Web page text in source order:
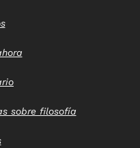
sobre filosofía